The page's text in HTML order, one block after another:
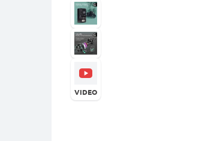
VIDEO